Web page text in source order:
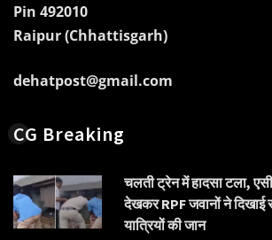
Pin 492010
Raipur (Chhattisgarh)
dehatpost@gmail.com
CG Breaking
चलती ट्रेन में हादसा टला,
देखकर RPF जवानों ने दिखाई
यात्रियों की जान